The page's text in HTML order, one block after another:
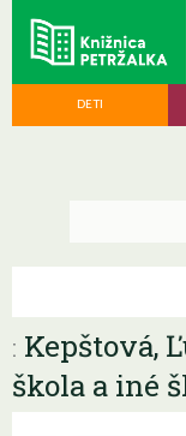
DETI
: Kepštová,
škola a iné